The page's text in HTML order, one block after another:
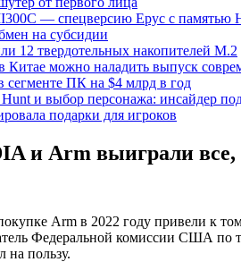
— спецверсию Epyc с памятью
на субсидии
12 твердотельных накопителей M.2
Китае можно наладить выпуск
сегменте ПК на $4 млрд в год
и выбор персонажа: инсайдер
подарки для игроков
и Arm выиграли все,
Arm в 2022 году привели к
Федеральной комиссии США по
на пользу.